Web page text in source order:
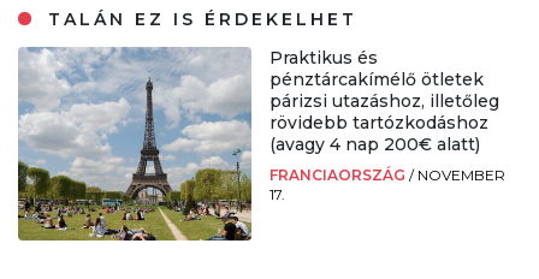
TALÁN EZ IS ÉRDEKELHET
Praktikus és
pénztárcakímélő ötletek
párizsi utazáshoz, illetőleg
rövidebb tartózkodáshoz
(avagy 4 nap 200€ alatt)
FRANCIAORSZÁG / NOVEMBER
17.